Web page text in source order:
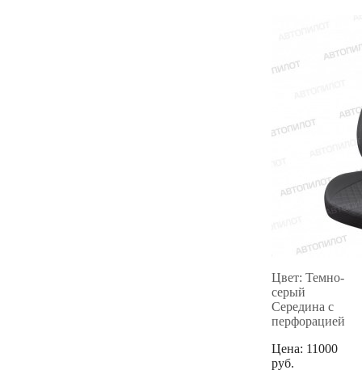
Цвет: Темно-
серый
Середина с
перфорацией
Цена: 11000
руб.